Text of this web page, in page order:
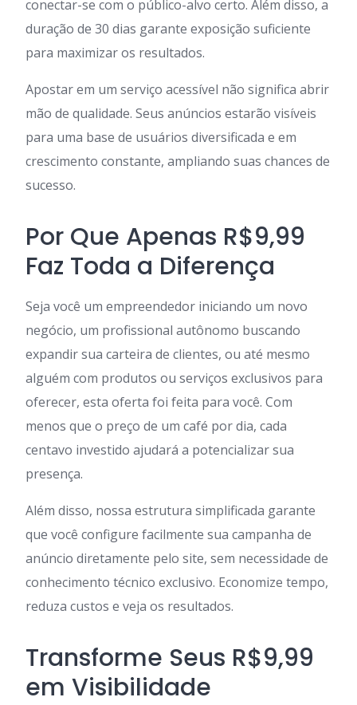
conectar-se com o público-alvo certo. Além disso, a
duração de 30 dias garante exposição suficiente
para maximizar os resultados.
Apostar em um serviço acessível não significa abrir
mão de qualidade. Seus anúncios estarão visíveis
para uma base de usuários diversificada e em
crescimento constante, ampliando suas chances de
sucesso.
Por Que Apenas R$9,99
Faz Toda a Diferença
Seja você um empreendedor iniciando um novo
negócio, um profissional autônomo buscando
expandir sua carteira de clientes, ou até mesmo
alguém com produtos ou serviços exclusivos para
oferecer, esta oferta foi feita para você. Com
menos que o preço de um café por dia, cada
centavo investido ajudará a potencializar sua
presença.
Além disso, nossa estrutura simplificada garante
que você configure facilmente sua campanha de
anúncio diretamente pelo site, sem necessidade de
conhecimento técnico exclusivo. Economize tempo,
reduza custos e veja os resultados.
Transforme Seus R$9,99
em Visibilidade